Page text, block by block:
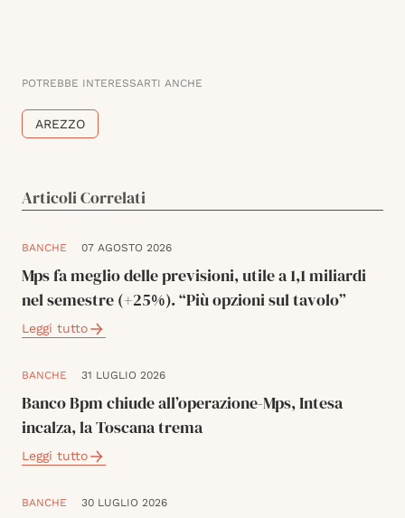
POTREBBE INTERESSARTI ANCHE
AREZZO
Articoli Correlati
BANCHE 07 AGOSTO 2026
Mps fa meglio delle previsioni, utile a 1,1 miliardi
nel semestre (+25%). “Più opzioni sul tavolo”
Leggi tutto
BANCHE 31 LUGLIO 2026
Banco Bpm chiude all’operazione-Mps, Intesa
incalza, la Toscana trema
Leggi tutto
BANCHE 30 LUGLIO 2026